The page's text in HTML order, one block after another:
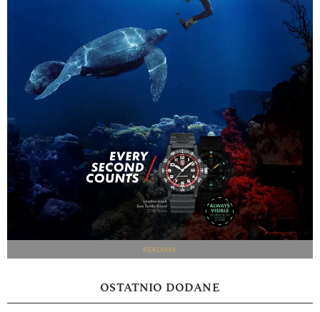
REKLAMA
OSTATNIO DODANE